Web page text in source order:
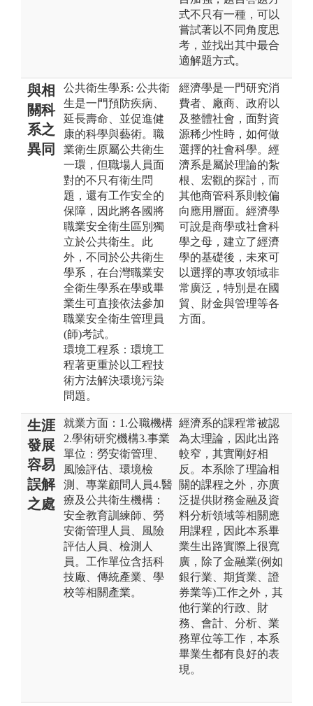
式不只有一種，可以
嘗試著以不同角度思
考，並找出其中最合
適解題方式。
與相
關科
系之
異同
公共衛生學系: 公共衛
生是一門預防疾病、
延長壽命、並促進健
康的科學與藝術。職
業衛生原屬公共衛生
一環，但職場人員面
對的不只有衛生問
題，還有工作安全的
保障，因此將各國將
職業安全衛生區別獨
立於公共衛生。此
外，不同於公共衛生
學系，在台灣職業安
全衛生學系在學或畢
業生可直接依法參加
職業安全衛生管理員
(師)考試。
環境工程系：環境工
程著更重於以工程技
術方法解決環境污染
問題。
經濟學是一門研究消
費者、廠商、政府以
及整體社會，面對資
源稀少性時，如何做
選擇的社會科學。經
濟系是屬於理論的紮
根、宏觀的探討，而
其他商管科系則較偏
向應用層面。經濟學
可說是商學或社會科
學之母，建立了經濟
學的基礎後，未來可
以選擇的專攻領域非
常廣泛，特別是在國
貿、財金與管理等各
方面。
生涯
發展
容易
誤解
之處
就業方面：1.公職機構
2.學術研究機構3.事業
單位：勞安衛管理、
風險評估、環境檢
測、專業顧問人員4.醫
療及公共衛生機構：
安全教育訓練師、勞
安衛管理人員、風險
評估人員、檢測人
員。工作單位含括科
技廠、傳統產業、學
校等相關產業。
經濟系的課程常被認
為太理論，因此出路
較窄，其實剛好相
反。本系除了理論相
關的課程之外，亦廣
泛提供財務金融及資
料分析領域等相關應
用課程，因此本系畢
業生出路實際上很寬
廣，除了金融業(例如
銀行業、期貨業、證
券業等)工作之外，其
他行業的行政、財
務、會計、分析、業
務單位等工作，本系
畢業生都有良好的表
現。